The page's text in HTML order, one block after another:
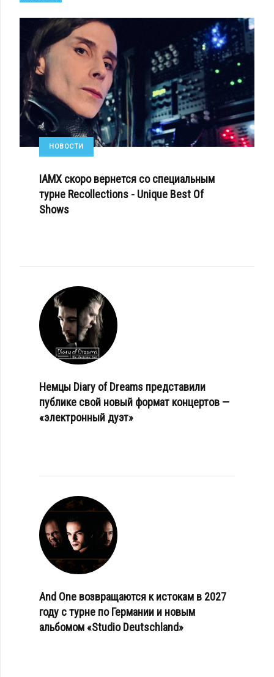
НОВОСТИ
IAMX скоро вернется со специальным
турне Recollections - Unique Best Of
Shows
Немцы Diary of Dreams представили
публике свой новый формат концертов —
«электронный дуэт»
And One возвращаются к истокам в 2027
году с турне по Германии и новым
альбомом «Studio Deutschland»